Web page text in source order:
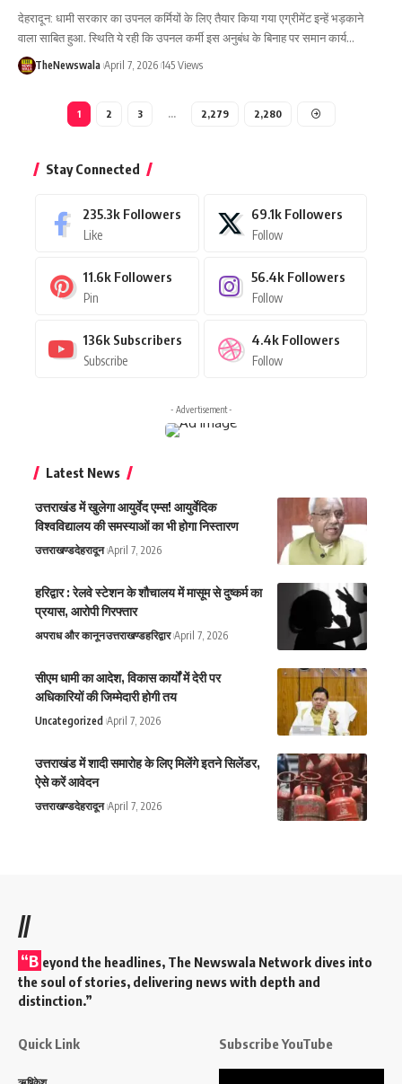
देहरादून: धामी सरकार का उपनल कर्मियों के लिए तैयार किया गया एग्रीमेंट इन्हें भड़काने
वाला साबित हुआ. स्थिति ये रही कि उपनल कर्मी इस अनुबंध के बिनाह पर समान कार्य…
TheNewswala April 7, 2026 145 Views
1 2 3 … 2,279 2,280
Stay Connected
235.3k Followers
Like
69.1k Followers
Follow
11.6k Followers
Pin
56.4k Followers
Follow
136k Subscribers
Subscribe
4.4k Followers
Follow
- Advertisement -
Latest News
उत्तराखंड में खुलेगा आयुर्वेद एम्स! आयुर्वेदिक
विश्वविद्यालय की समस्याओं का भी होगा निस्तारण
उत्तराखण्डदेहरादून April 7, 2026
हरिद्वार : रेलवे स्टेशन के शौचालय में मासूम से दुष्कर्म का
प्रयास, आरोपी गिरफ्तार
अपराध और कानूनउत्तराखण्डहरिद्वार April 7, 2026
सीएम धामी का आदेश, विकास कार्यों में देरी पर
अधिकारियों की जिम्मेदारी होगी तय
Uncategorized April 7, 2026
उत्तराखंड में शादी समारोह के लिए मिलेंगे इतने सिलेंडर,
ऐसे करें आवेदन
उत्तराखण्डदेहरादून April 7, 2026
//
“B eyond the headlines, The Newswala Network dives into
the soul of stories, delivering news with depth and
distinction.”
Quick Link Subscribe YouTube